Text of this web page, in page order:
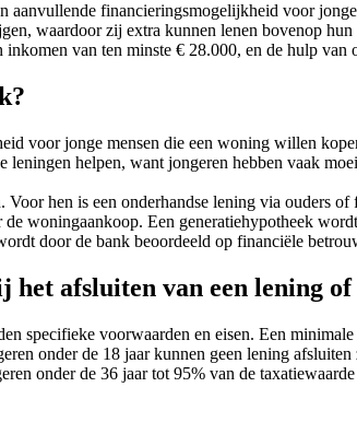
aanvullende financieringsmogelijkheid voor
waardoor zij extra kunnen lenen bovenop
van ten minste € 28.000, en de hulp
voor jonge mensen die een woning willen
helpen, want jongeren hebben vaak
hen is een onderhandse lening via ouders
woningaankoop. Een generatiehypotheek
door de bank beoordeeld op financiële
het afsluiten van een lening
specifieke voorwaarden en eisen. Een
onder de 18 jaar kunnen geen lening
onder de 36 jaar tot 95% van de